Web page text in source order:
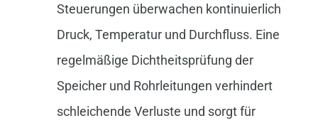
Steuerungen überwachen kontinuierlich
Druck, Temperatur und Durchfluss. Eine
regelmäßige Dichtheitsprüfung der
Speicher und Rohrleitungen verhindert
schleichende Verluste und sorgt für